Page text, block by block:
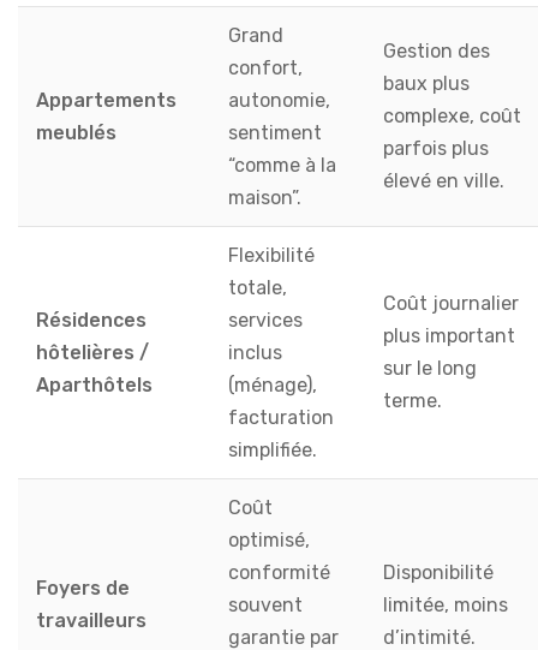
Appartements
meublés
Grand
confort,
autonomie,
sentiment
“comme à la
maison”.
Gestion des
baux plus
complexe, coût
parfois plus
élevé en ville.
Résidences
hôtelières /
Aparthôtels
Flexibilité
totale,
services
inclus
(ménage),
facturation
simplifiée.
Coût journalier
plus important
sur le long
terme.
Foyers de
travailleurs
Coût
optimisé,
conformité
souvent
garantie par
Disponibilité
limitée, moins
d’intimité.